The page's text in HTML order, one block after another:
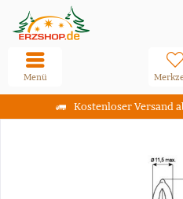
Kostenloser Versand
Menü